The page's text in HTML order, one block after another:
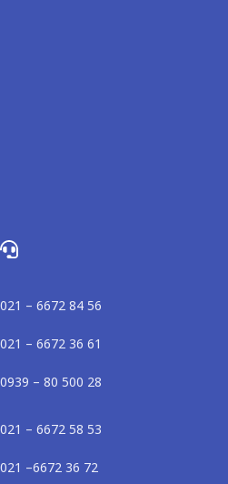
56 84 6672 – 021
61 36 6672 – 021
28 500 80 – 0939
53 58 6672 – 021
72 36 6672– 021